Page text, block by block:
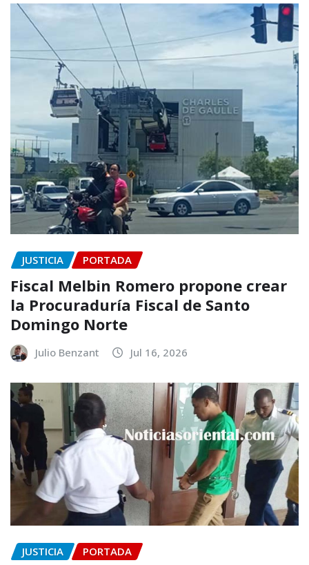
JUSTICIA PORTADA
Fiscal Melbin Romero propone crear
la Procuraduría Fiscal de Santo
Domingo Norte
Julio Benzant Jul 16, 2026
JUSTICIA PORTADA